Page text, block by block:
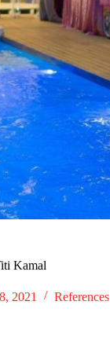
Kamal
2021 References